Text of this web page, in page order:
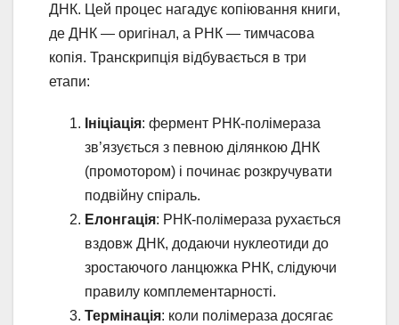
ДНК. Цей процес нагадує копіювання книги,
де ДНК — оригінал, а РНК — тимчасова
копія. Транскрипція відбувається в три
етапи:
Ініціація: фермент РНК-полімераза
зв’язується з певною ділянкою ДНК
(промотором) і починає розкручувати
подвійну спіраль.
Елонгація: РНК-полімераза рухається
вздовж ДНК, додаючи нуклеотиди до
зростаючого ланцюжка РНК, слідуючи
правилу комплементарності.
Термінація: коли полімераза досягає